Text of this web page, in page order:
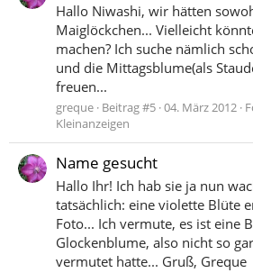
Hallo Niwashi, wir hätten
Maiglöckchen... Vielleicht
machen? Ich suche nämlich
und die Mittagsblume(als
freuen...
greque Beitrag #5 04. März 2012
Kleinanzeigen
Name gesucht
Hallo Ihr! Ich hab sie ja nun
tatsächlich: eine violette Blüte
Foto... Ich vermute, es ist eine
Glockenblume, also nicht so
vermutet hatte... Gruß, Greque